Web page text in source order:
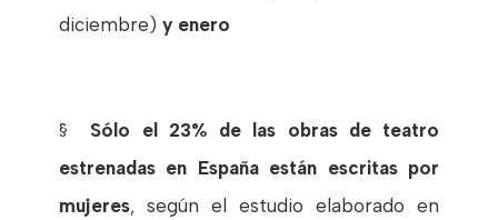
diciembre) y enero
§
Sólo el 23% de las obras de teatro
estrenadas en España están escritas por
mujeres, según el estudio elaborado en